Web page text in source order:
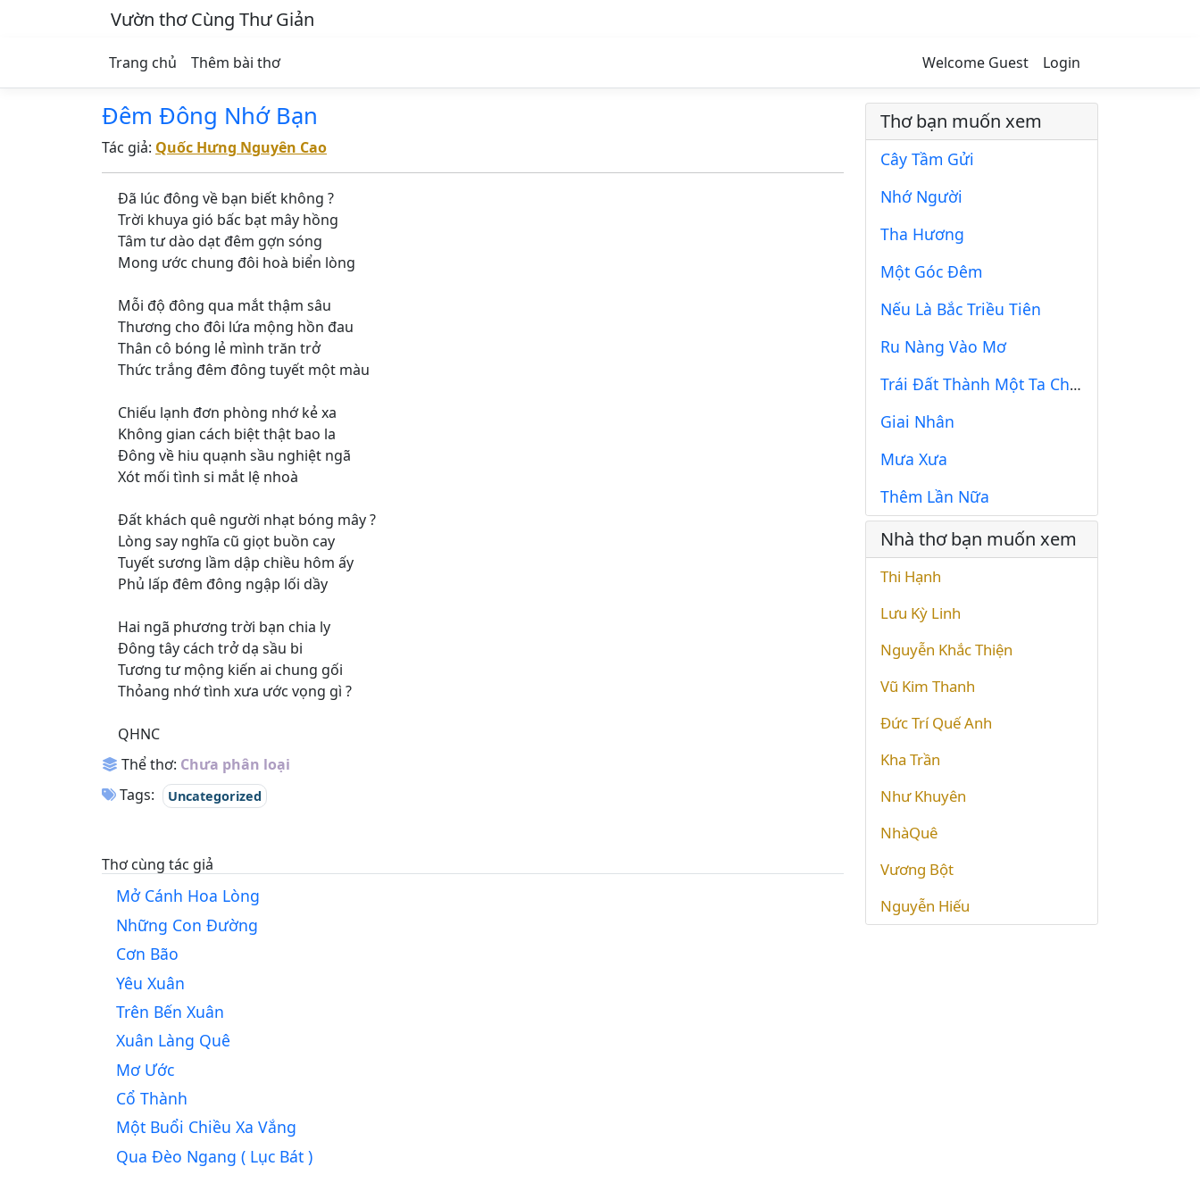
Vườn thơ Cùng Thư Giản
Trang chủ Thêm bài thơ Welcome Guest Login
Đêm Đông Nhớ Bạn
Tác giả: Quốc Hưng Nguyên Cao
Đã lúc đông về bạn biết không ?
Trời khuya gió bấc bạt mây hồng
Tâm tư dào dạt đêm gợn sóng
Mong ước chung đôi hoà biển lòng
Mỗi độ đông qua mắt thậm sâu
Thương cho đôi lứa mộng hồn đau
Thân cô bóng lẻ mình trăn trở
Thức trắng đêm đông tuyết một màu
Chiếu lạnh đơn phòng nhớ kẻ xa
Không gian cách biệt thật bao la
Đông về hiu quạnh sầu nghiệt ngã
Xót mối tình si mắt lệ nhoà
Đất khách quê người nhạt bóng mây ?
Lòng say nghĩa cũ giọt buồn cay
Tuyết sương lầm dập chiều hôm ấy
Phủ lấp đêm đông ngập lối dầy
Hai ngã phương trời bạn chia ly
Đông tây cách trở dạ sầu bi
Tương tư mộng kiến ai chung gối
Thỏang nhớ tình xưa ước vọng gì ?
QHNC
Thể thơ: Chưa phân loại
Tags:
Uncategorized
Thơ cùng tác giả
Mở Cánh Hoa Lòng
Những Con Đường
Cơn Bão
Yêu Xuân
Trên Bến Xuân
Xuân Làng Quê
Mơ Ước
Cổ Thành
Một Buổi Chiều Xa Vắng
Qua Đèo Ngang ( Lục Bát )
Thơ bạn muốn xem
Cây Tầm Gửi
Nhớ Người
Tha Hương
Một Góc Đêm
Nếu Là Bắc Triều Tiên
Ru Nàng Vào Mơ
Trái Đất Thành Một Ta Chọn Giữa...
Giai Nhân
Mưa Xưa
Thêm Lần Nữa
Nhà thơ bạn muốn xem
Thi Hạnh
Lưu Kỳ Linh
Nguyễn Khắc Thiện
Vũ Kim Thanh
Đức Trí Quế Anh
Kha Trần
Như Khuyên
NhàQuê
Vương Bột
Nguyễn Hiếu